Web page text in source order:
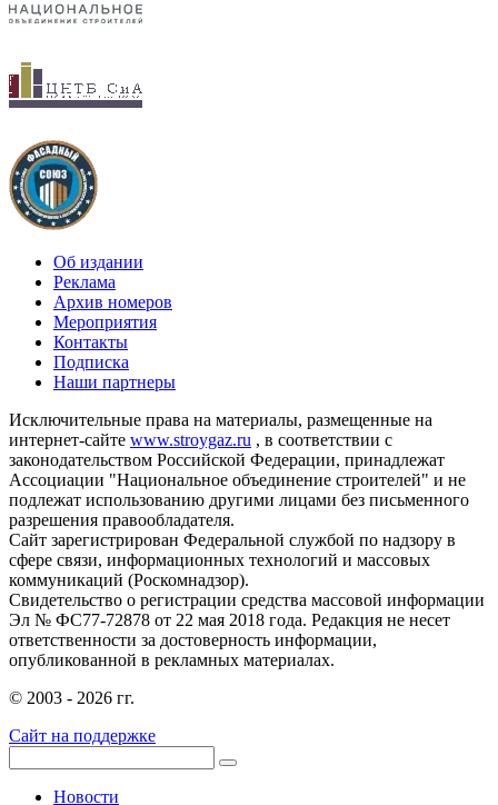
Об издании
Реклама
Архив номеров
Мероприятия
Контакты
Подписка
Наши партнеры
Исключительные права на материалы, размещенные на
интернет-сайте www.stroygaz.ru , в соответствии с
законодательством Российской Федерации, принадлежат
Ассоциации "Национальное объединение строителей" и не
подлежат использованию другими лицами без письменного
разрешения правообладателя.
Сайт зарегистрирован Федеральной службой по надзору в
сфере связи, информационных технологий и массовых
коммуникаций (Роскомнадзор).
Свидетельство о регистрации средства массовой информации
Эл № ФС77-72878 от 22 мая 2018 года. Редакция не несет
ответственности за достоверность информации,
опубликованной в рекламных материалах.
© 2003 - 2026 гг.
Сайт на поддержке
Новости